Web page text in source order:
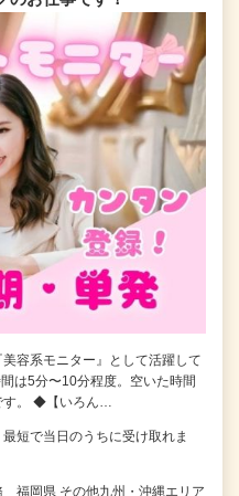
容系モニター』として活躍して
は5分〜10分程度。空いた時間
す。 ◆【いろん…
短で当日のうちに受け取れま
福岡県 その他九州・沖縄エリア